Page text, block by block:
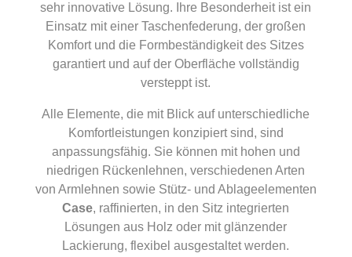
sehr innovative Lösung. Ihre Besonderheit ist ein
Einsatz mit einer Taschenfederung, der großen
Komfort und die Formbeständigkeit des Sitzes
garantiert und auf der Oberfläche vollständig
versteppt ist.
Alle Elemente, die mit Blick auf unterschiedliche
Komfortleistungen konzipiert sind, sind
anpassungsfähig. Sie können mit hohen und
niedrigen Rückenlehnen, verschiedenen Arten
von Armlehnen sowie Stütz- und Ablageelementen
Case, raffinierten, in den Sitz integrierten
Lösungen aus Holz oder mit glänzender
Lackierung, flexibel ausgestaltet werden.